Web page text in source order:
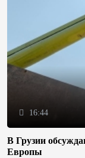
16:44
В Грузии
Европы